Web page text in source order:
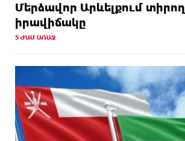
Մերձավոր Արևելքում տիրող
իրավիճակը
5 ԺԱՄ ԱՌԱՋ